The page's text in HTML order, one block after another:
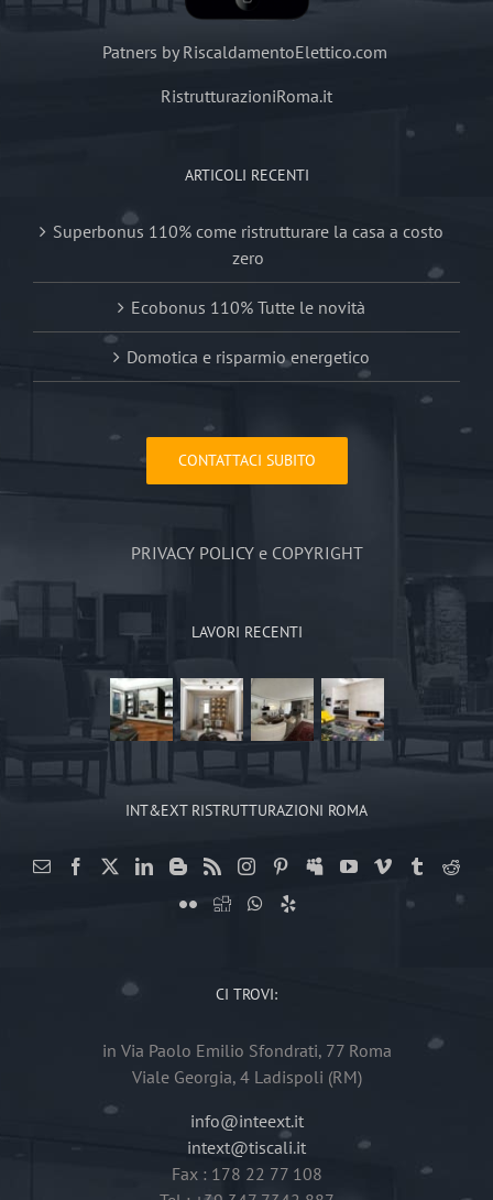
Patners by RiscaldamentoElettico.com
RistrutturazioniRoma.it
ARTICOLI RECENTI
Superbonus 110% come ristrutturare la casa a costo
zero
Ecobonus 110% Tutte le novità
Domotica e risparmio energetico
CONTATTACI SUBITO
PRIVACY POLICY e COPYRIGHT
LAVORI RECENTI
INT&EXT RISTRUTTURAZIONI ROMA
CI TROVI:
in Via Paolo Emilio Sfondrati, 77 Roma
Viale Georgia, 4 Ladispoli (RM)
info@inteext.it
intext@tiscali.it
Fax : 178 22 77 108